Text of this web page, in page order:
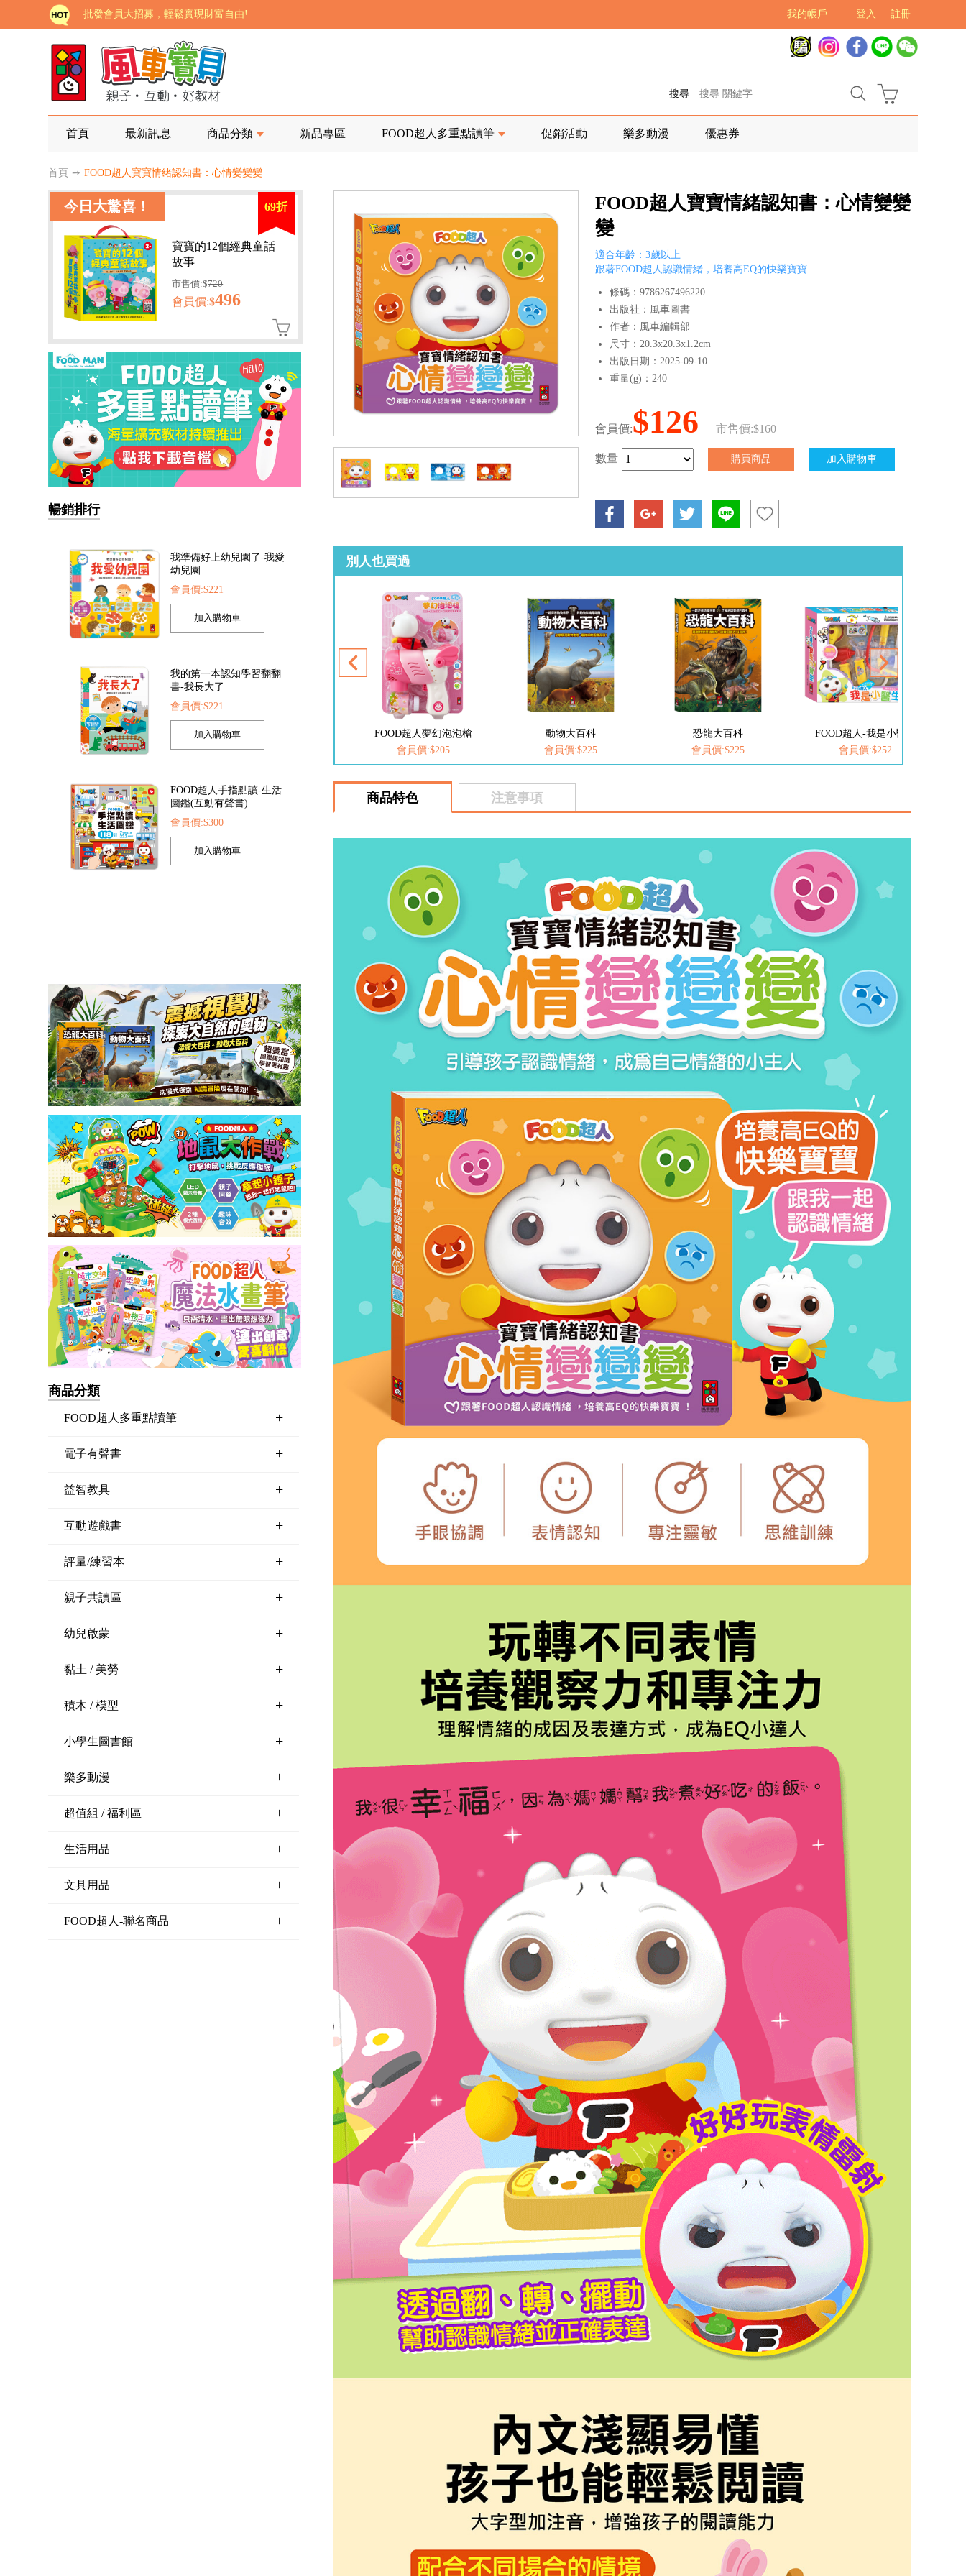
註冊
登入
我的帳戶
批發會員大招募，輕鬆實現財富自由!
如需更改或重開發票 需在訂單成立三天內通知客服 寄回發票需附上回郵郵票
老師您好!!幼教會員火熱招募中~
海外購物免煩惱！點我查看『海外購物流程說明』
家長樂了!「風車書版集團暨FOOD超人企業總部」目前正興建中!
老師您好!!幼教會員火熱招募中~
海外購物免煩惱！點我查看『海外購物流程說明』
搜尋
首頁 最新訊息 商品分類 新品專區 FOOD超人多重點讀筆 促銷活動 樂多動漫 優惠券
首頁 ➙ FOOD超人寶寶情緒認知書：心情變變變
今日大驚喜！ 69折
寶寶的12個經典童話
故事
市售價:$720
會員價:$496
暢銷排行
幼兒園
會員價:$221
書-我長大了
會員價:$221
圖鑑(互動有聲書)
會員價:$300
商品分類
FOOD超人多重點讀筆 +
電子有聲書 +
益智教具 +
互動遊戲書 +
評量/練習本 +
親子共讀區 +
幼兒啟蒙 +
黏土 / 美勞 +
積木 / 模型 +
小學生圖書館 +
樂多動漫 +
超值組 / 福利區 +
生活用品 +
文具用品 +
FOOD超人-聯名商品 +
FOOD超人寶寶情緒認知書：心情變變
變
適合年齡：3歲以上
跟著FOOD超人認識情緒，培養高EQ的快樂寶寶
條碼：9786267496220
出版社：風車圖書
作者：風車編輯部
尺寸：20.3x20.3x1.2cm
出版日期：2025-09-10
重量(g)：240
會員價:$126 市售價:$160
數量
別人也買過
FOOD超人繽紛泡泡槍
會員價:$205
動物大百科
會員價:$225
恐龍大百科
會員價:$225
FOOD超人-我是小醫生
會員價:$252
FOOD超人-我是小護士
會員價:$252
商品特色 注意事項